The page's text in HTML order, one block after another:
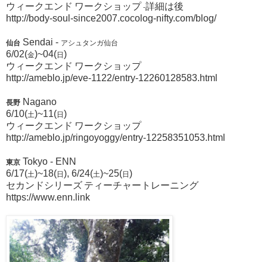
ウィークエンド ワークショップ-詳細は後
http://body-soul-since2007.cocolog-nifty.com/blog/
仙台 Sendai - アシュタンガ仙台
6/02(金)~04(日)
ウィークエンド ワークショップ
http://ameblo.jp/eve-1122/entry-12260128583.html
長野 Nagano
6/10(土)~11(日)
ウィークエンド ワークショップ
http://ameblo.jp/ringoyoggy/entry-12258351053.html
東京 Tokyo - ENN
6/17(土)~18(日), 6/24(土)~25(日)
セカンドシリーズ ティーチャートレーニング
https://www.enn.link